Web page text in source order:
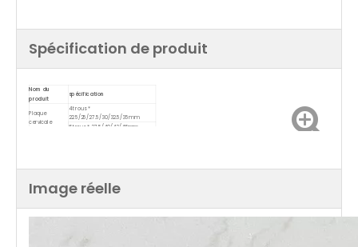
Spécification de produit
Nom du
produit
spécification
Plaque
cervicale
4 trous *
22.5/25/27.5/30/32.5/35mm
6 trous * 37.5/40/43/46mm
Image réelle